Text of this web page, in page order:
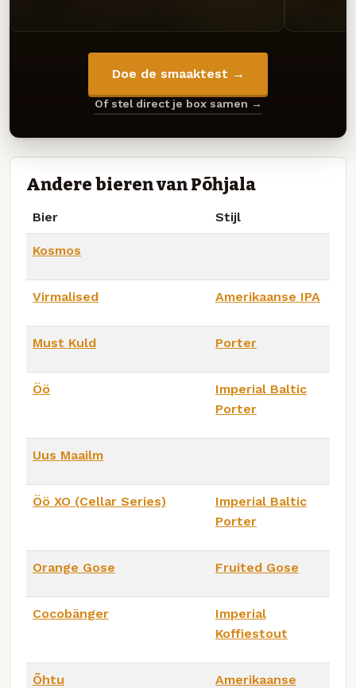
Doe de smaaktest →
Of stel direct je box samen →
Andere bieren van Põhjala
Bier Stijl
Kosmos
Virmalised Amerikaanse IPA
Must Kuld Porter
Öö
Imperial Baltic
Porter
Uus Maailm
Öö XO (Cellar Series)
Imperial Baltic
Porter
Orange Gose Fruited Gose
Cocobänger
Imperial
Koffiestout
Õhtu
Amerikaanse